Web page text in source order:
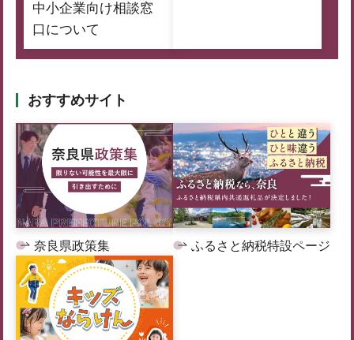
中小企業向け相談窓
口について
おすすめサイト
奈良県政策集 ふるさと納税特設ページ